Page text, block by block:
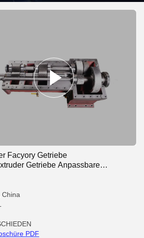
Facyory Getriebe
Getriebe Anpassbare
China
PDF